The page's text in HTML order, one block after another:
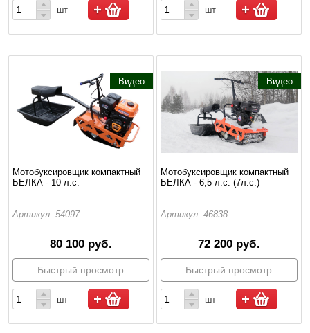
шт шт
Видео
Мотобуксировщик компактный
БЕЛКА - 10 л.с.
Артикул: 54097
80 100 руб.
Быстрый просмотр
шт
Видео
Мотобуксировщик компактный
БЕЛКА - 6,5 л.с. (7л.с.)
Артикул: 46838
72 200 руб.
Быстрый просмотр
шт